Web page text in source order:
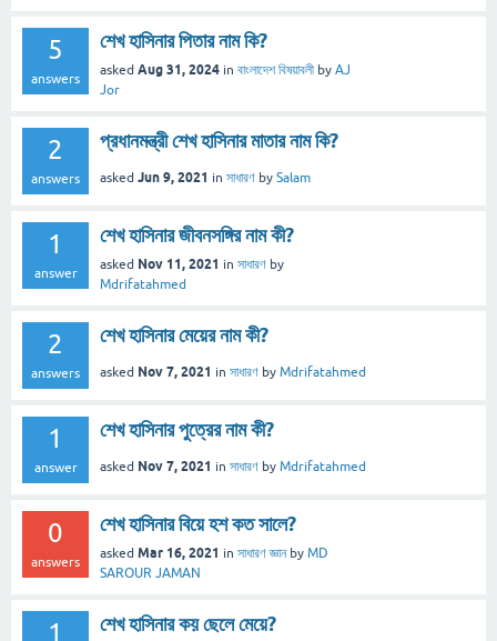
5
answers
শেখ হাসিনার পিতার নাম কি?
asked Aug 31, 2024 in বাংলাদেশ বিষয়াবলী by AJ
Jor
2
answers
প্রধানমন্ত্রী শেখ হাসিনার মাতার নাম কি?
asked Jun 9, 2021 in সাধারণ by Salam
1
answer
শেখ হাসিনার জীবনসঙ্গির নাম কী?
asked Nov 11, 2021 in সাধারণ by
Mdrifatahmed
2
answers
শেখ হাসিনার মেয়ের নাম কী?
asked Nov 7, 2021 in সাধারণ by Mdrifatahmed
1
answer
শেখ হাসিনার পুত্রের নাম কী?
asked Nov 7, 2021 in সাধারণ by Mdrifatahmed
0
answers
শেখ হাসিনার বিয়ে হশ কত সালে?
asked Mar 16, 2021 in সাধারণ জ্ঞান by MD
SAROUR JAMAN
1 শেখ হাসিনার কয় ছেলে মেয়ে?